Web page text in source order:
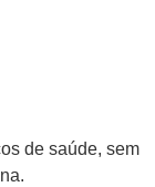
de saúde, sem